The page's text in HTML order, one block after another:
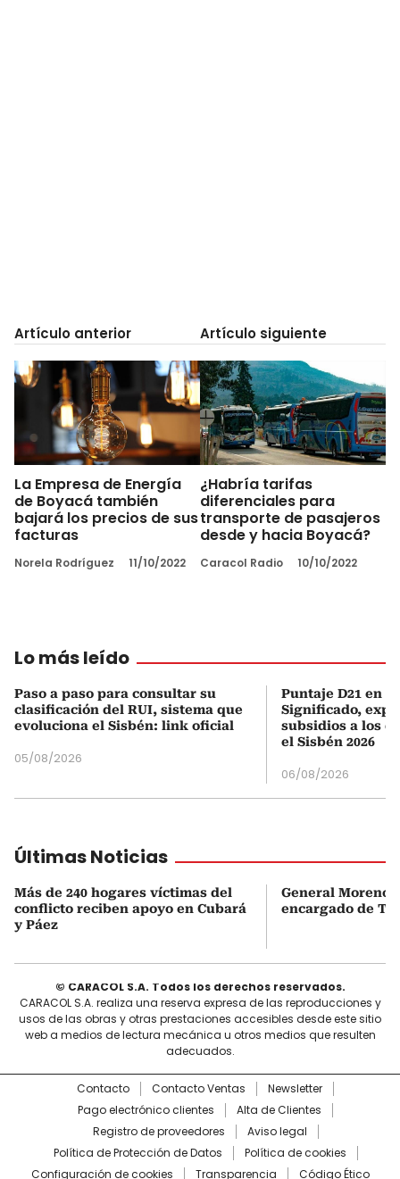
Artículo anterior
La Empresa de Energía
de Boyacá también
bajará los precios de sus
facturas
Norela Rodríguez 11/10/2022
Artículo siguiente
¿Habría tarifas
diferenciales para
transporte de pasajeros
desde y hacia Boyacá?
Caracol Radio 10/10/2022
Lo más leído
Paso a paso para consultar su
clasificación del RUI, sistema que
evoluciona el Sisbén: link oficial
05/08/2026
Puntaje D21 en
Significado,
subsidios a los
el Sisbén 2026
06/08/2026
Últimas Noticias
Más de 240 hogares víctimas del
conflicto reciben apoyo en Cubará
y Páez
General Moreno
encargado de
© CARACOL S.A. Todos los derechos reservados.
CARACOL S.A. realiza una reserva expresa de las reproducciones y
usos de las obras y otras prestaciones accesibles desde este sitio
web a medios de lectura mecánica u otros medios que resulten
adecuados.
Contacto Contacto Ventas
Newsletter
Pago electrónico clientes
Alta de Clientes
Registro de proveedores
Aviso legal
Política de Protección de Datos
Política de cookies
Configuración de cookies
Transparencia Código Ético